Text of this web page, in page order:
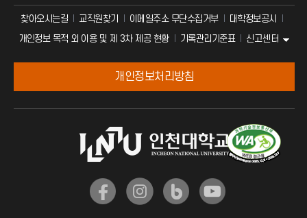
찾아오시는길 교직원찾기 이메일주소 무단수집거부
대학정보공시
개인정보 목적 외 이용 및 제 3차 제공 현황
기록관리기준표 신고센터
개인정보처리방침